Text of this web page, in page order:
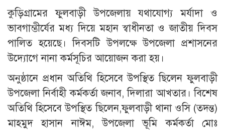
কুড়িগ্রামের ফুলবাড়ী উপজেলায় যথাযোগ্য মর্যাদা ও
ভাবগাম্ভীর্যের মধ্য দিয়ে মহান স্বাধীনতা ও জাতীয় দিবস
পালিত হয়েছে। দিবসটি উপলক্ষে উপজেলা প্রশাসনের
উদ্যোগে নানা কর্মসূচির আয়োজন করা হয়।
অনুষ্ঠানে প্রধান অতিথি হিসেবে উপস্থিত ছিলেন ফুলবাড়ী
উপজেলা নির্বাহী কর্মকর্তা জনাব, দিলারা আখতার। বিশেষ
অতিথি হিসেবে উপস্থিত ছিলেন,ফুলবাড়ী থানা ওসি (তদন্ত)
মাহমুদ হাসান নাঈম, উপজেলা ভূমি কর্মকর্তা মোঃ